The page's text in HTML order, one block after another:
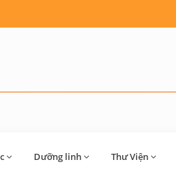
Dưỡng linh Thư Viện